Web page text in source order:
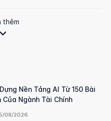
thêm
Nền Tảng AI Từ 150 Bài
Của Ngành Tài Chính
08/2026